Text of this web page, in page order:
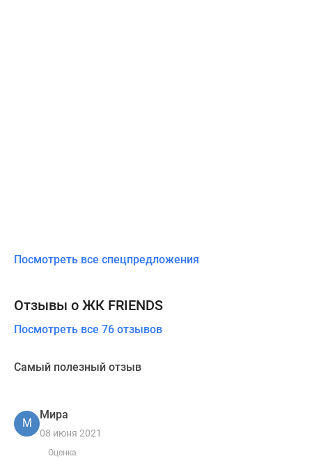
Посмотреть все спецпредложения
Отзывы о ЖК FRIENDS
Посмотреть все 76 отзывов
Самый полезный отзыв
М
Мира
08 июня 2021
Оценка